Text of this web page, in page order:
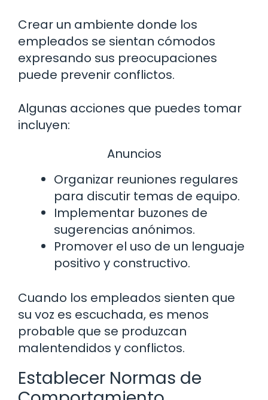
Crear un ambiente donde los
empleados se sientan cómodos
expresando sus preocupaciones
puede prevenir conflictos.
Algunas acciones que puedes tomar
incluyen:
Anuncios
Organizar reuniones regulares
para discutir temas de equipo.
Implementar buzones de
sugerencias anónimos.
Promover el uso de un lenguaje
positivo y constructivo.
Cuando los empleados sienten que
su voz es escuchada, es menos
probable que se produzcan
malentendidos y conflictos.
Establecer Normas de